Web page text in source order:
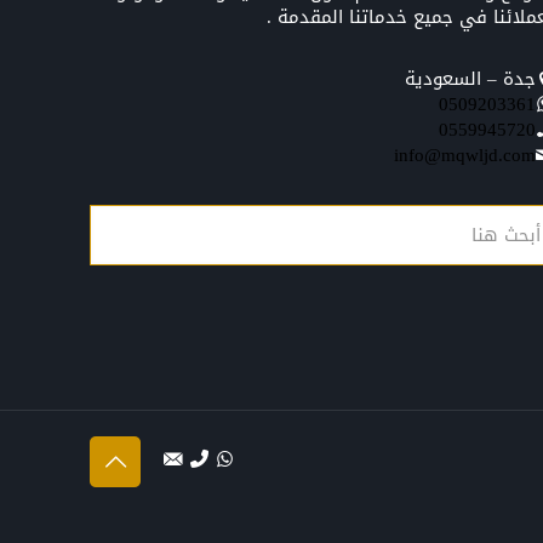
في جميع خدماتنا المقدمة .
جدة – السعودية
0509203361‬‏‬‏
0559945720
info@mqwljd.com